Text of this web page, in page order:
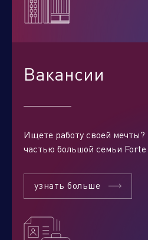
Вакансии
Ищете работу своей мечты?
частью большой семьи Forte
узнать больше